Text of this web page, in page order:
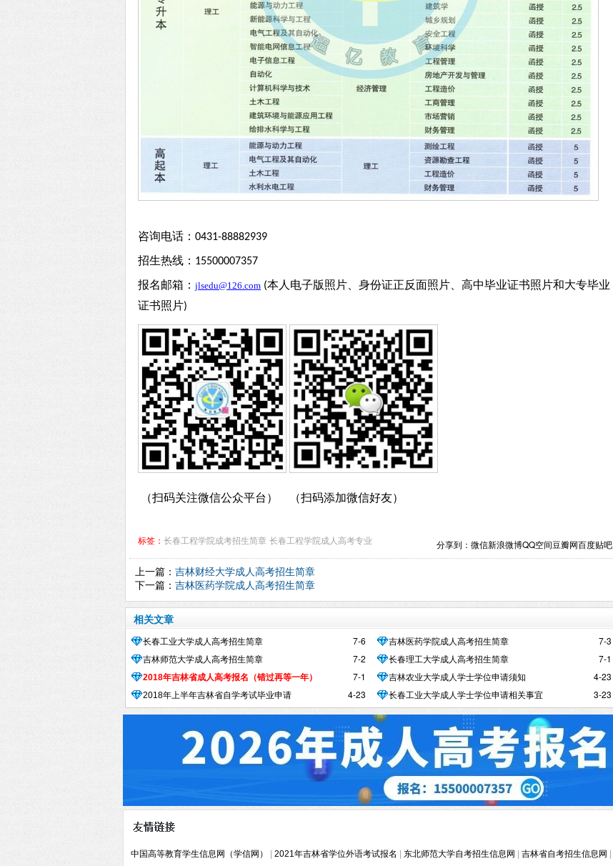
咨询电话： 0431-88882939
招生热线： 15500007357
报名邮箱： jlsedu@126.com (本人电子版照片、身份证正反面照片、高中毕业证书照片和大专毕业
证书照片)
（扫码关注微信公众平台） （扫码添加微信好友）
标签： 长春工程学院成考招生简章 长春工程学院成人高考专业 分享到： 微信新浪微博QQ空间豆瓣网百度贴吧
上一篇： 吉林财经大学成人高考招生简章
下一篇： 吉林医药学院成人高考招生简章
相关文章
7-6
长春工业大学成人高考招生简章 7-3
吉林医药学院成人高考招生简章
7-2
吉林师范大学成人高考招生简章 7-1
长春理工大学成人高考招生简章
7-1
2018年吉林省成人高考报名（错过再等一年） 4-23
吉林农业大学成人学士学位申请须知
4-23
2018年上半年吉林省自学考试毕业申请 3-23
长春工业大学成人学士学位申请相关事宜
中国高等教育学生信息网（学信网） 2021年吉林省学位外语考试报名 东北师范大学自考招生信息网 吉林省自考招生信息网